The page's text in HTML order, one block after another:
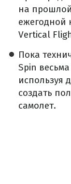
на
ежегодной
Vertical
Пока
Spin
используя
создать
самолет.